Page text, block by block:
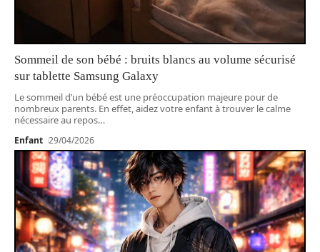
Sommeil de son bébé : bruits blancs au volume sécurisé
sur tablette Samsung Galaxy
Le sommeil d’un bébé est une préoccupation majeure pour de
nombreux parents. En effet, aidez votre enfant à trouver le calme
nécessaire au repos…
Enfant 29/04/2026